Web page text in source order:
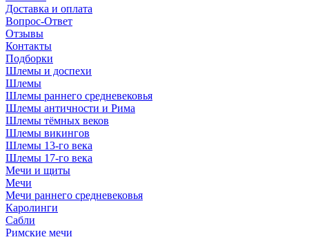
Доставка и оплата
Вопрос-Ответ
Отзывы
Контакты
Подборки
Шлемы и доспехи
Шлемы
Шлемы раннего средневековья
Шлемы античности и Рима
Шлемы тёмных веков
Шлемы викингов
Шлемы 13-го века
Шлемы 17-го века
Мечи и щиты
Мечи
Мечи раннего средневековья
Каролинги
Сабли
Римские мечи